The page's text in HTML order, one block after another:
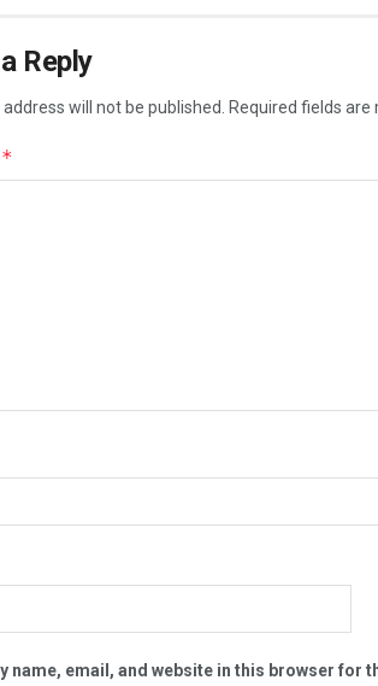
Reply
will not be published. Required fields are
*
name, email, and website in this browser for